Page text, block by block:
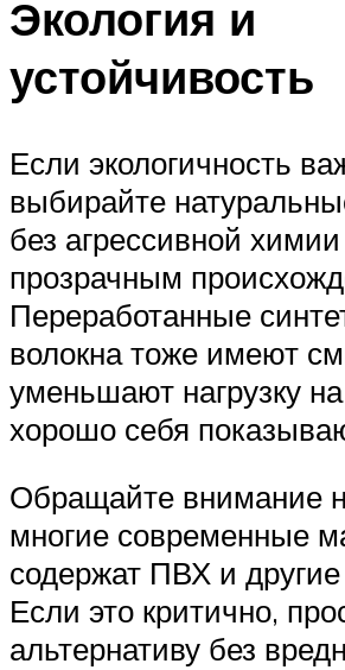
Экология и
устойчивость
Если экологичность
выбирайте
без агрессивной
прозрачным
Переработанные
волокна тоже имеют
уменьшают нагрузку
хорошо себя
Обращайте внимание
многие современные
содержат ПВХ и
Если это критично,
альтернативу без